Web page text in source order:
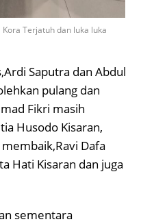
Terjatuh dan luka luka
Saputra dan Abdul
pulang dan
Fikri masih
Husodo Kisaran,
Dafa
Hati Kisaran dan juga
sementara